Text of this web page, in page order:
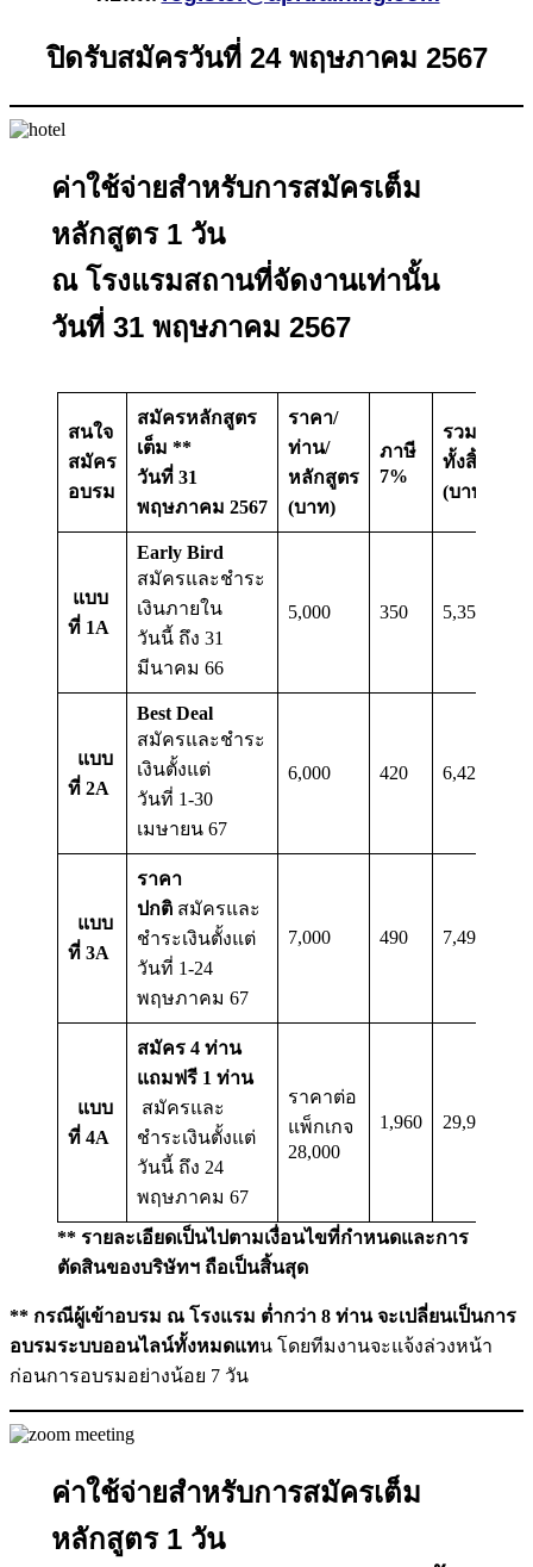
ปิดรับสมัครวันที่ 24 พฤษภาคม 2567
ค่าใช้จ่ายสำหรับการสมัครเต็ม
หลักสูตร 1 วัน
ณ โรงแรมสถานที่จัดงานเท่านั้น
วันที่ 31 พฤษภาคม 2567
สนใจ
สมัคร
อบรม
สมัครหลักสูตร
เต็ม **
วันที่ 31
พฤษภาคม 2567
ราคา/
ท่าน/
หลักสูตร
(บาท)
ภาษี
7%
รวม
ทั้งสิ้น
(บาท)
แบบ
ที่ 1A
Early Bird
สมัครและชำระ
เงินภายใน
วันนี้ ถึง 31
มีนาคม 66
5,000 350 5,350
แบบ
ที่ 2A
Best Deal
สมัครและชำระ
เงินตั้งแต่
วันที่ 1-30
เมษายน 67
6,000 420 6,420
แบบ
ที่ 3A
ราคา
ปกติ สมัครและ
ชำระเงินตั้งแต่
วันที่ 1-24
พฤษภาคม 67
7,000 490 7,490
แบบ
ที่ 4A
สมัคร 4 ท่าน
แถมฟรี 1 ท่าน
สมัครและ
ชำระเงินตั้งแต่
วันนี้ ถึง 24
พฤษภาคม 67
ราคาต่อ
แพ็กเกจ
28,000
1,960 29,960
** รายละเอียดเป็นไปตามเงื่อนไขที่กำหนดและการ
ตัดสินของบริษัทฯ ถือเป็นสิ้นสุด
** กรณีผู้เข้าอบรม ณ โรงแรม ต่ำกว่า 8 ท่าน จะเปลี่ยนเป็นการ
อบรมระบบออนไลน์ทั้งหมดแทน โดยทีมงานจะแจ้งล่วงหน้า
ก่อนการอบรมอย่างน้อย 7 วัน
ค่าใช้จ่ายสำหรับการสมัครเต็ม
หลักสูตร 1 วัน